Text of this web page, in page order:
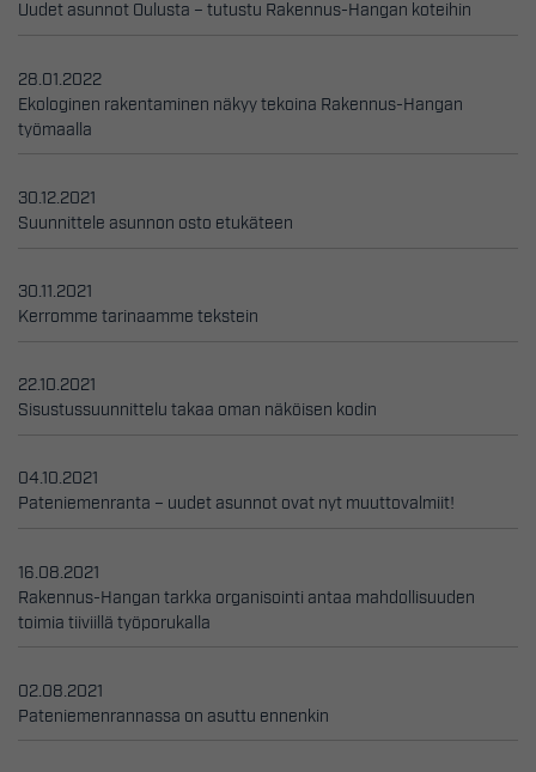
Uudet asunnot Oulusta – tutustu Rakennus-Hangan koteihin
28.01.2022
Ekologinen rakentaminen näkyy tekoina Rakennus-Hangan
työmaalla
30.12.2021
Suunnittele asunnon osto etukäteen
30.11.2021
Kerromme tarinaamme tekstein
22.10.2021
Sisustussuunnittelu takaa oman näköisen kodin
04.10.2021
Pateniemenranta – uudet asunnot ovat nyt muuttovalmiit!
16.08.2021
Rakennus-Hangan tarkka organisointi antaa mahdollisuuden
toimia tiiviillä työporukalla
02.08.2021
Pateniemenrannassa on asuttu ennenkin